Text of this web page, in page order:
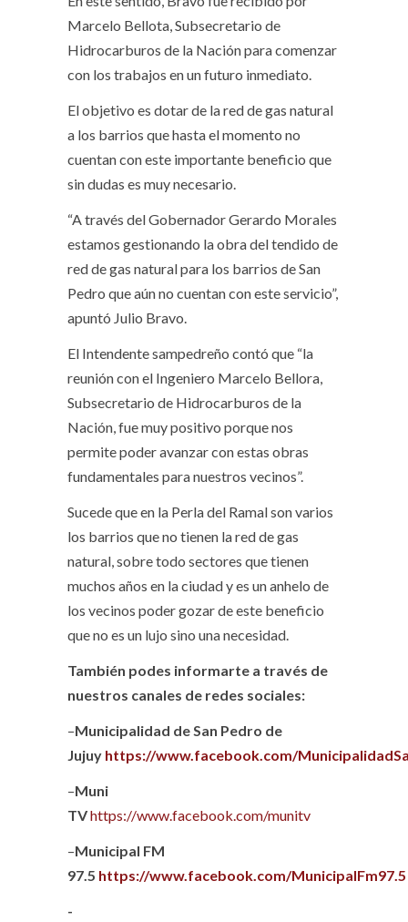
Marcelo Bellota, Subsecretario de
Hidrocarburos de la Nación para comenzar
con los trabajos en un futuro inmediato.
El objetivo es dotar de la red de gas natural
a los barrios que hasta el momento no
cuentan con este importante beneficio que
sin dudas es muy necesario.
“A través del Gobernador Gerardo Morales
estamos gestionando la obra del tendido de
red de gas natural para los barrios de San
Pedro que aún no cuentan con este servicio”,
apuntó Julio Bravo.
El Intendente sampedreño contó que “la
reunión con el Ingeniero Marcelo Bellora,
Subsecretario de Hidrocarburos de la
Nación, fue muy positivo porque nos
permite poder avanzar con estas obras
fundamentales para nuestros vecinos”.
Sucede que en la Perla del Ramal son varios
los barrios que no tienen la red de gas
natural, sobre todo sectores que tienen
muchos años en la ciudad y es un anhelo de
los vecinos poder gozar de este beneficio
que no es un lujo sino una necesidad.
También podes informarte a través de
nuestros canales de redes sociales:
–Municipalidad de San Pedro de
Jujuy https://www.facebook.com/
–Muni
TVhttps://www.facebook.com/munitv
–Municipal FM
97.5 https://www.facebook.com/MunicipalFm97.5
-